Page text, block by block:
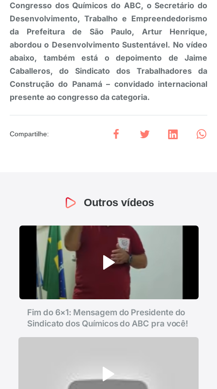
Congresso dos Químicos do ABC, o Secretário do
Desenvolvimento, Trabalho e Empreendedorismo
da Prefeitura de São Paulo, Artur Henrique,
abordou o Desenvolvimento Sustentável. No vídeo
abaixo, também está o depoimento de Jaime
Caballeros, do Sindicato dos Trabalhadores da
Construção do Panamá – convidado internacional
presente ao congresso da categoria.
Compartilhe:
Outros vídeos
Fim do 6×1: Mensagem do Presidente do
Sindicato dos Químicos do ABC pra você!